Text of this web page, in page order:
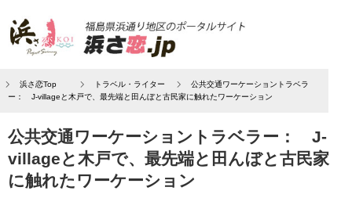
浜さ恋Top トラベル・ライター
公共交通ワーケーショントラベラ
ー： J-villageと木戸で、最先端と田んぼと古民家に触れたワーケーション
公共交通ワーケーショントラベラー： J-
villageと木戸で、最先端と田んぼと古民家
に触れたワーケーション